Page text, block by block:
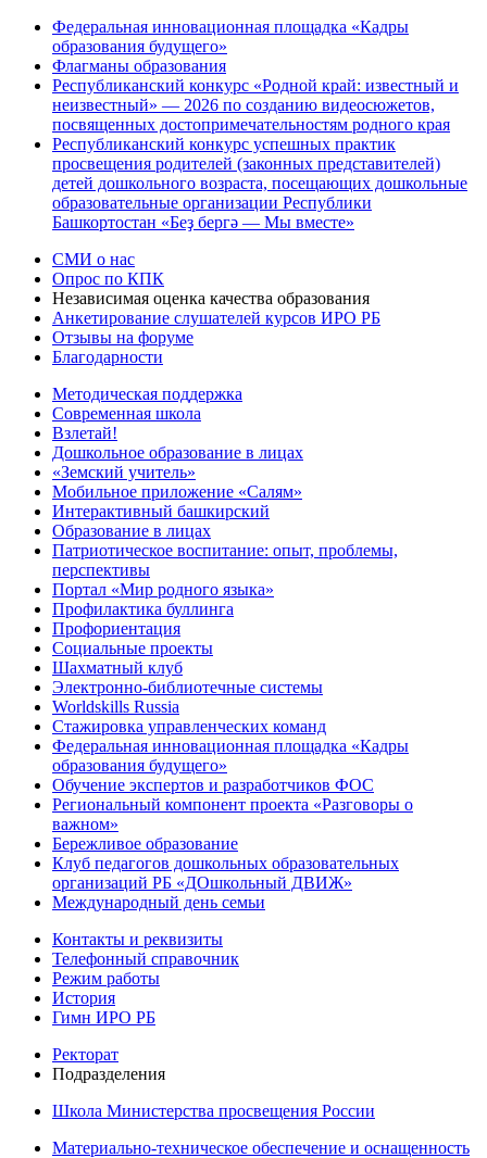
Федеральная инновационная площадка «Кадры
образования будущего»
Флагманы образования
Республиканский конкурс «Родной край: известный и
неизвестный» — 2026 по созданию видеосюжетов,
посвященных достопримечательностям родного края
Республиканский конкурс успешных практик
просвещения родителей (законных представителей)
детей дошкольного возраста, посещающих дошкольные
образовательные организации Республики
Башкортостан «Беҙ бергә — Мы вместе»
СМИ о нас
Опрос по КПК
Независимая оценка качества образования
Анкетирование слушателей курсов ИРО РБ
Отзывы на форуме
Благодарности
Методическая поддержка
Современная школа
Взлетай!
Дошкольное образование в лицах
«Земский учитель»
Мобильное приложение «Салям»
Интерактивный башкирский
Образование в лицах
Патриотическое воспитание: опыт, проблемы,
перспективы
Портал «Мир родного языка»
Профилактика буллинга
Профориентация
Социальные проекты
Шахматный клуб
Электронно-библиотечные системы
Worldskills Russia
Стажировка управленческих команд
Федеральная инновационная площадка «Кадры
образования будущего»
Обучение экспертов и разработчиков ФОС
Региональный компонент проекта «Разговоры о
важном»
Бережливое образование
Клуб педагогов дошкольных образовательных
организаций РБ «ДОшкольный ДВИЖ»
Международный день семьи
Контакты и реквизиты
Телефонный справочник
Режим работы
История
Гимн ИРО РБ
Ректорат
Подразделения
Школа Министерства просвещения России
Материально-техническое обеспечение и оснащенность